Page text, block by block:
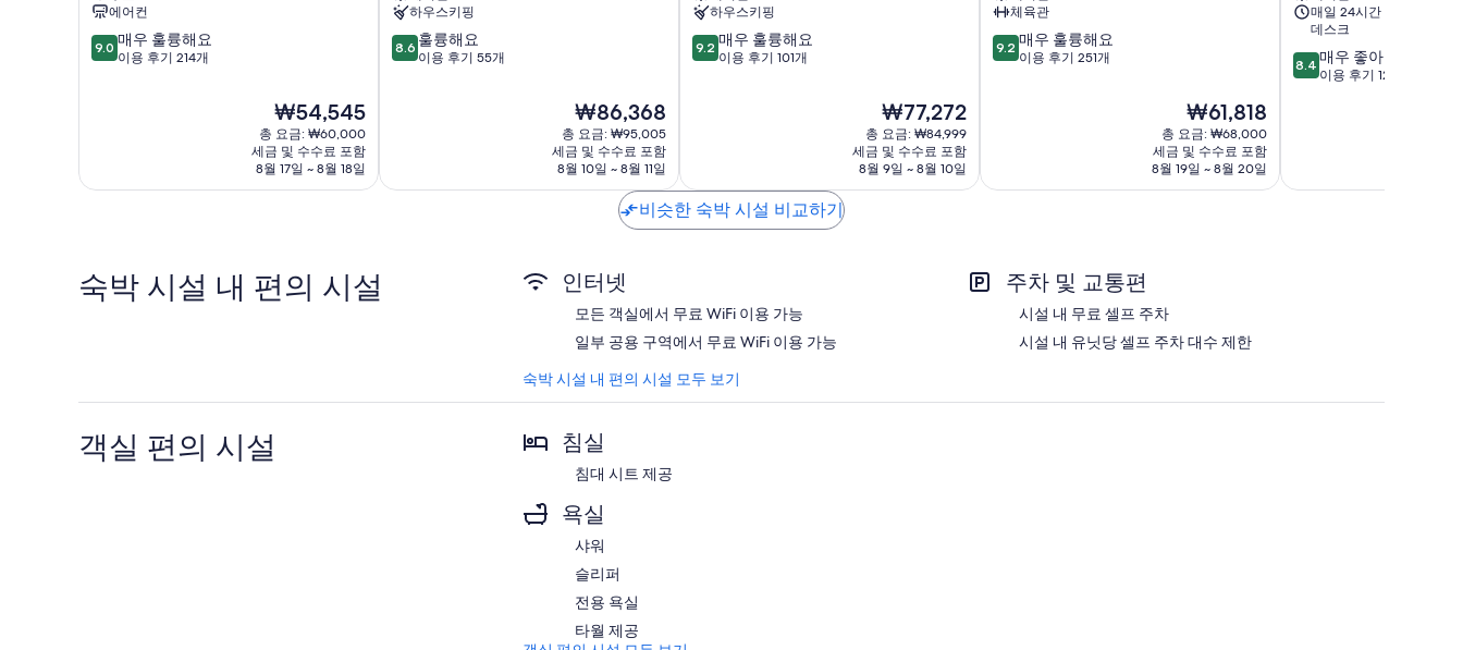
돌
체
카
에어컨
10
점
우
요,
이
9.0 매우 훌륭해요
이용 후기 214개
현
재
요
금
₩54,545
₩54,545
총 요금: ₩60,000
세금 및 수수료 포함
8월 17일 ~ 8월 18일
호
텔
남
하우스키핑
10
점
륭
8.6 훌륭해요
이용 후기 55개
현
재
요
금
₩86,368
₩86,368
총 요금: ₩95,005
세금 및 수수료 포함
8월 10일 ~ 8월 11일
광
호
텔
하우스키핑
10
점
우
훌
륭
용
후
기
101
개
9.2 매우 훌륭해요
이용 후기 101개
현
재
요
금
₩77,272
₩77,272
총 요금: ₩84,999
세금 및 수수료 포함
8월 9일 ~ 8월 10일
호
텔
구
체육관
10
점
우
요,
9.2 매우 훌륭해요
이용 후기 251개
현
재
요
금
₩61,818
₩61,818
총 요금: ₩68,000
세금 및 수수료 포함
8월 19일 ~ 8월 20일
텔
산
신
매일 24시간 운영 프런트
데스크
10
점
매
8.4 매우 좋아요
이용 후기 12개
비슷한 숙박 시설 비교하기
숙박 시설 내 편의 시설 인터넷
모든 객실에서 무료 WiFi 이용 가능
일부 공용 구역에서 무료 WiFi 이용 가능
주차 및 교통편
시설 내 무료 셀프 주차
시설 내 유닛당 셀프 주차 대수 제한
숙박 시설 내 편의 시설 모두 보기
객실 편의 시설 침실
침대 시트 제공
욕실
샤워
슬리퍼
전용 욕실
타월 제공